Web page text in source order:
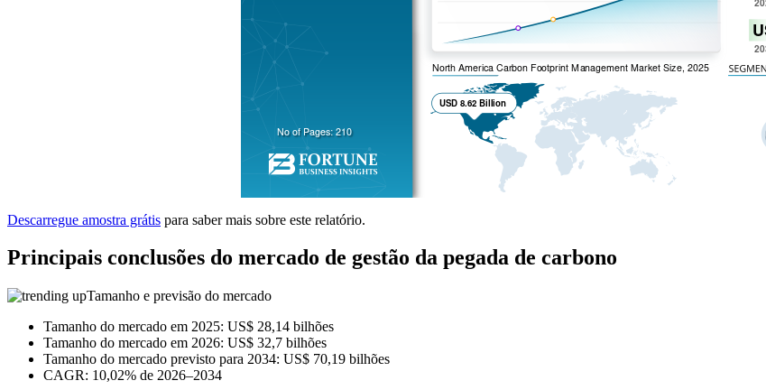
Descarregue amostra grátis para saber mais sobre este relatório.
Principais conclusões do mercado de gestão da pegada de carbono
Tamanho e previsão do mercado
Tamanho do mercado em 2025: US$ 28,14 bilhões
Tamanho do mercado em 2026: US$ 32,7 bilhões
Tamanho do mercado previsto para 2034: US$ 70,19 bilhões
CAGR: 10,02% de 2026–2034